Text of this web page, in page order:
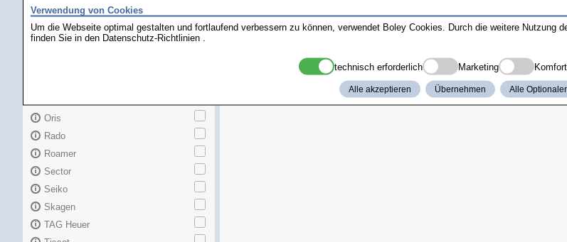
Longines
Maurice Lacroix
Oris
Rado
Roamer
Sector
Seiko
Skagen
TAG Heuer
Verwendung von Cookies
Um die Webseite optimal gestalten und fortlaufend verbessern zu können, verwendet Boley Cookies. Durch die weitere Nutzung
finden Sie in den Datenschutz-Richtlinien
technisch erforderlich Marketing
Alle akzeptieren Übernehmen Alle